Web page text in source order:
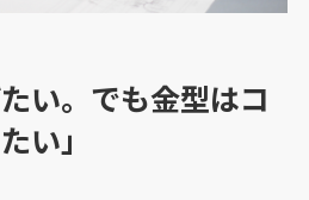
い。でも金型はコ
い」